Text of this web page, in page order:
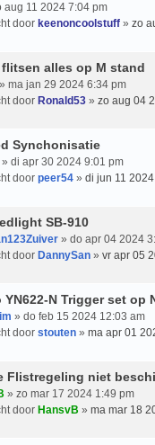
aug 11 2024 7:04 pm
door keenoncoolstuff » zo
flitsen alles op M stand
ma jan 29 2024 6:34 pm
door Ronald53 » zo aug 04
Synchonisatie
» di apr 30 2024 9:01 pm
door peer54 » di jun 11
SB-910
» do apr 04 2024
door DannySan » vr apr 05
N Trigger set op
» do feb 15 2024 12:03 am
door stouten » ma apr 01
Flistregeling niet
» zo mar 17 2024 1:49 pm
door HansvB » ma mar 18